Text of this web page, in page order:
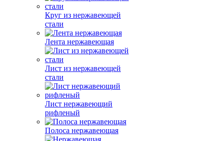
Круг из нержавеющей
стали
Лента нержавеющая
Лист из нержавеющей
стали
Лист нержавеющий
рифленый
Полоса нержавеющая